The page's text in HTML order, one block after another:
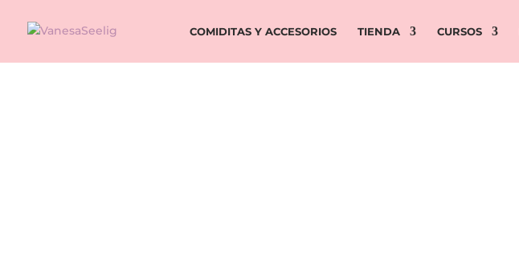
COMIDITAS Y ACCESORIOS TIENDA CURSOS